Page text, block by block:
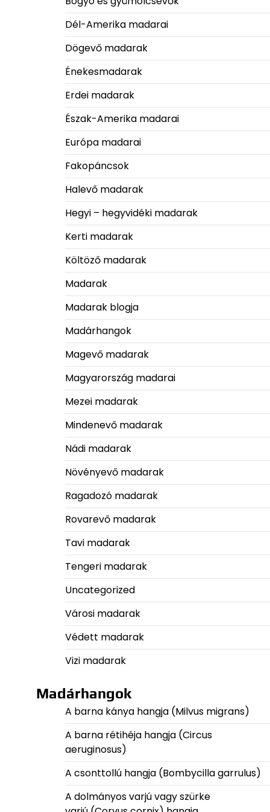
Dél-Amerika madarai
Dögevő madarak
Énekesmadarak
Erdei madarak
Észak-Amerika madarai
Európa madarai
Fakopáncsok
Halevő madarak
Hegyi – hegyvidéki madarak
Kerti madarak
Költöző madarak
Madarak
Madarak blogja
Madárhangok
Magevő madarak
Magyarország madarai
Mezei madarak
Mindenevő madarak
Nádi madarak
Növényevő madarak
Ragadozó madarak
Rovarevő madarak
Tavi madarak
Tengeri madarak
Uncategorized
Városi madarak
Védett madarak
Vizi madarak
Madárhangok
A barna kánya hangja (Milvus migrans)
A barna rétihéja hangja (Circus
aeruginosus)
A csonttollú hangja (Bombycilla garrulus)
A dolmányos varjú vagy szürke